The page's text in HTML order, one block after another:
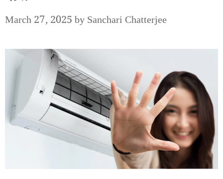
March 27, 2025bySanchari Chatterjee